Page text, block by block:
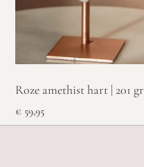
Roze amethist hart | 201 gr
€ 59,95